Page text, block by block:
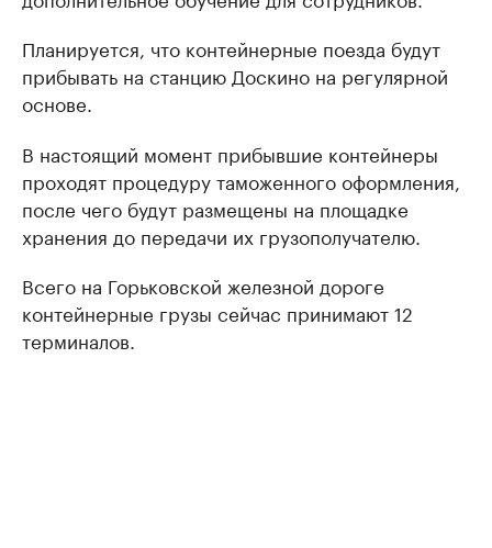
Планируется, что контейнерные поезда будут
прибывать на станцию Доскино на регулярной
основе.
В настоящий момент прибывшие контейнеры
проходят процедуру таможенного оформления,
после чего будут размещены на площадке
хранения до передачи их грузополучателю.
Всего на Горьковской железной дороге
контейнерные грузы сейчас принимают 12
терминалов.